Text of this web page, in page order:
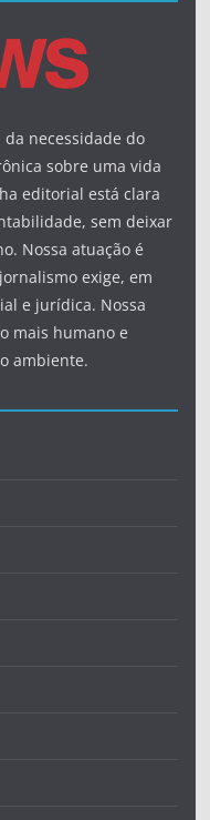
da necessidade do
sobre uma vida
editorial está clara
sem deixar
Nossa atuação é
exige, em
e jurídica. Nossa
mais humano e
ambiente.